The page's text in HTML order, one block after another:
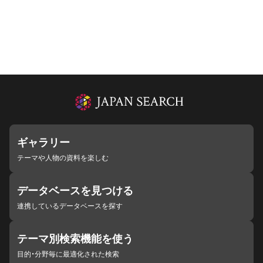
ギャラリー
テーマや人物の資料を楽しむ
データベースを見つける
連携しているデータベースを探す
テーマ別検索機能を使う
目的・分野毎に最適化された検索